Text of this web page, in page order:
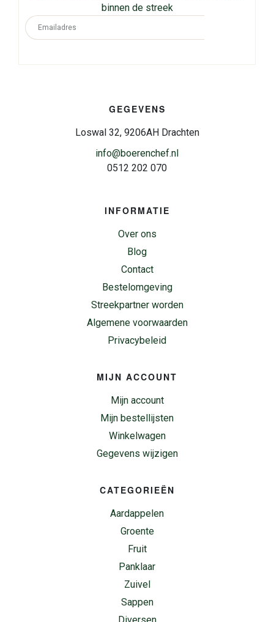
binnen de streek
GEGEVENS
Loswal 32, 9206AH Drachten
info@boerenchef.nl
0512 202 070
INFORMATIE
Over ons
Blog
Contact
Bestelomgeving
Streekpartner worden
Algemene voorwaarden
Privacybeleid
MIJN ACCOUNT
Mijn account
Mijn bestellijsten
Winkelwagen
Gegevens wijzigen
CATEGORIEËN
Aardappelen
Groente
Fruit
Panklaar
Zuivel
Sappen